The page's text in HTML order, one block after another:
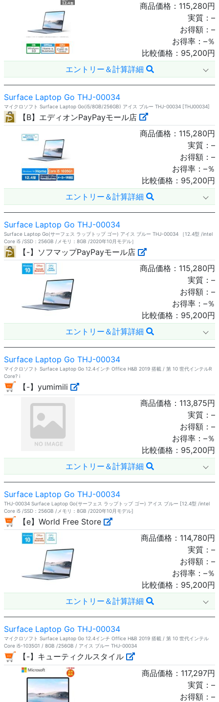
商品価格： 115,280円
実質： –
お得額： –
お得率： –％
比較価格： 95,200円
エントリー＆計算詳細
Surface Laptop Go THJ-00034
マイクロソフト Surface Laptop Go(i5/8GB/256GB) アイス ブルー THJ-00034 [THJ00034]
【B】エディオンPayPayモール店
商品価格： 115,280円
実質： –
お得額： –
お得率： –％
比較価格： 95,200円
エントリー＆計算詳細
Surface Laptop Go THJ-00034
Surface Laptop Go(サーフェス ラップトップ ゴー) アイス ブルー THJ-00034 ［12.4型 /intel
Core i5 /SSD：256GB /メモリ：8GB /2020年10月モデル］
【-】ソフマップPayPayモール店
商品価格： 115,280円
実質： –
お得額： –
お得率： –％
比較価格： 95,200円
エントリー＆計算詳細
Surface Laptop Go THJ-00034
マイクロソフト Surface Laptop Go 12.4インチ Office H&B 2019 搭載 / 第 10 世代インテルR
Core? i
【-】yumimili
商品価格： 113,875円
実質： –
お得額： –
お得率： –％
比較価格： 95,200円
エントリー＆計算詳細
Surface Laptop Go THJ-00034
THJ-00034 Surface Laptop Go(サーフェス ラップトップ ゴー) アイス ブルー [12.4型 /intel
Core i5 /SSD：256GB /メモリ：8GB /2020年10月モデル]
【e】World Free Store
商品価格： 114,780円
実質： –
お得額： –
お得率： –％
比較価格： 95,200円
エントリー＆計算詳細
Surface Laptop Go THJ-00034
マイクロソフト Surface Laptop Go 12.4インチ Office H&B 2019 搭載 / 第 10 世代インテル
Core i5-1035G1 / 8GB /256GB / アイス ブルー THJ-00034
【-】キューティクルスタイル
商品価格： 117,297円
実質： –
お得額： –